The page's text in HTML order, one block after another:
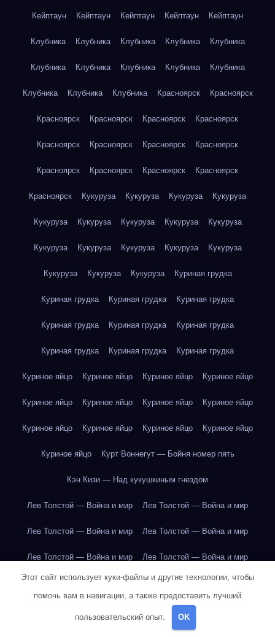
Кейптаун Кейптаун Кейптаун Кейптаун Кейптаун
Клубника Клубника Клубника Клубника Клубника
Клубника Клубника Клубника Клубника Клубника
Клубника Клубника Клубника Красноярск Красноярск
Красноярск Красноярск Красноярск Красноярск
Красноярск Красноярск Красноярск Красноярск
Красноярск Красноярск Красноярск Красноярск
Красноярск Кукуруза Кукуруза Кукуруза Кукуруза
Кукуруза Кукуруза Кукуруза Кукуруза Кукуруза
Кукуруза Кукуруза Кукуруза Кукуруза Кукуруза
Кукуруза Кукуруза Кукуруза Куриная грудка
Куриная грудка Куриная грудка Куриная грудка
Куриная грудка Куриная грудка Куриная грудка
Куриная грудка Куриная грудка Куриная грудка
Куриное яйцо Куриное яйцо Куриное яйцо Куриное яйцо
Куриное яйцо Куриное яйцо Куриное яйцо Куриное яйцо
Куриное яйцо Куриное яйцо Куриное яйцо Куриное яйцо
Куриное яйцо Курт Воннегут — Бойня номер пять
Кэн Кизи — Над кукушкиным гнездом
Лев Толстой — Война и мир Лев Толстой — Война и мир
Лев Толстой — Война и мир Лев Толстой — Война и мир
Лев Толстой — Война и мир Лев Толстой — Война и мир
Лев Толстой — Война и мир Лев Толстой — Война и мир
Лев Толстой — Война и мир
Этот сайт использует куки-файлы и другие технологии, чтобы
помочь вам в навигации, а также предоставить лучший
пользовательский опыт. OK